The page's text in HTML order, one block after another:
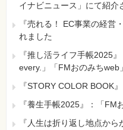
イナビニュース」にて紹介
『売れる！ EC事業の経営
れました
『推し活ライフ手帳2025
every.」「FMおのみちweb
『STORY COLOR BOOK
『養生手帳2025』：「FM
『人生は折り返し地点か